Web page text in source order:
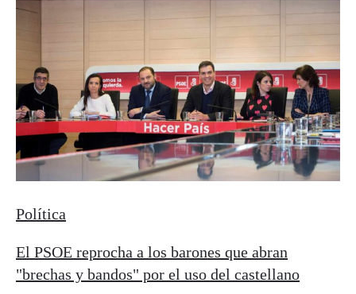
Política
El PSOE reprocha a los barones que abran
"brechas y bandos" por el uso del castellano